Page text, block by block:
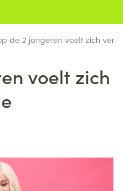
de 2 jongeren voelt zich
voelt zich